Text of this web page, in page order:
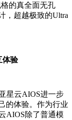
的真全面无孔
，超越极致的Ultra
体验
星云AIOS进一步
的体验。作为行业
AIOS除了普通模